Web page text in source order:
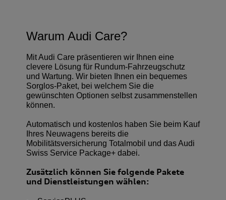
Warum Audi Care?
Mit Audi Care präsentieren wir Ihnen eine
clevere Lösung für Rundum-Fahrzeugschutz
und Wartung. Wir bieten Ihnen ein bequemes
Sorglos-Paket, bei welchem Sie die
gewünschten Optionen selbst zusammenstellen
können.
Automatisch und kostenlos haben Sie beim Kauf
Ihres Neuwagens bereits die
Mobilitätsversicherung Totalmobil und das Audi
Swiss Service Package+ dabei.
Zusätzlich können Sie folgende Pakete
und Dienstleistungen wählen: